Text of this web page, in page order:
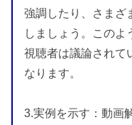
強調したり、さまざ
しましょう。このよ
視聴者は議論されて
なります。
3.実例を示す：動画